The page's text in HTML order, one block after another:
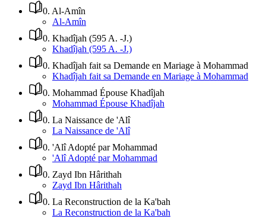
0. Al-Amîn
Al-Amîn
0. Khadîjah (595 A. -J.)
Khadîjah (595 A. -J.)
0. Khadîjah fait sa Demande en Mariage à Mohammad
Khadîjah fait sa Demande en Mariage à Mohammad
0. Mohammad Épouse Khadîjah
Mohammad Épouse Khadîjah
0. La Naissance de 'Alî
La Naissance de 'Alî
0. 'Alî Adopté par Mohammad
'Alî Adopté par Mohammad
0. Zayd Ibn Hârithah
Zayd Ibn Hârithah
0. La Reconstruction de la Ka'bah
La Reconstruction de la Ka'bah